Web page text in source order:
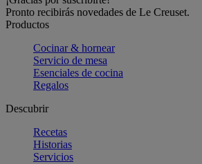
Pronto recibirás novedades de Le Creuset.
Productos
Cocinar & hornear
Servicio de mesa
Esenciales de cocina
Regalos
Descubrir
Recetas
Historias
Servicios